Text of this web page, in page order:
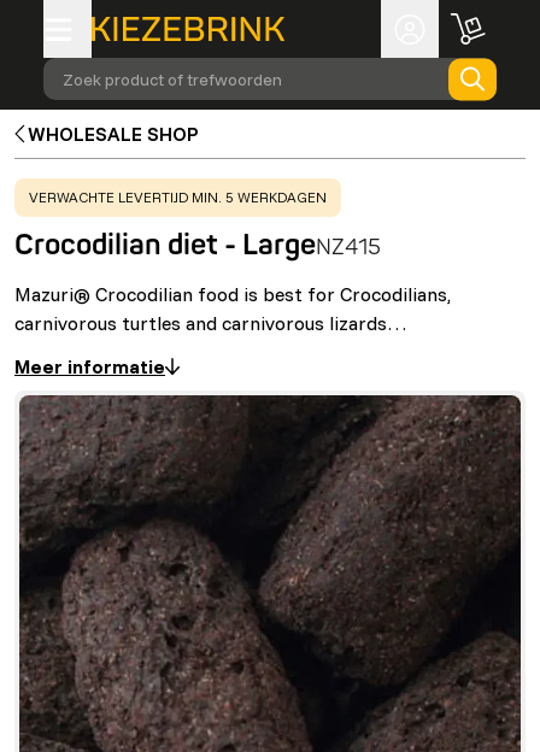
Zoek product of trefwoorden
WHOLESALE SHOP
WARNING:
VERWACHTE LEVERTIJD MIN. 5 WERKDAGEN
Crocodilian diet - LargeNZ415
Mazuri® Crocodilian food is best for Crocodilians,
carnivorous turtles and carnivorous lizards…
Meer informatie